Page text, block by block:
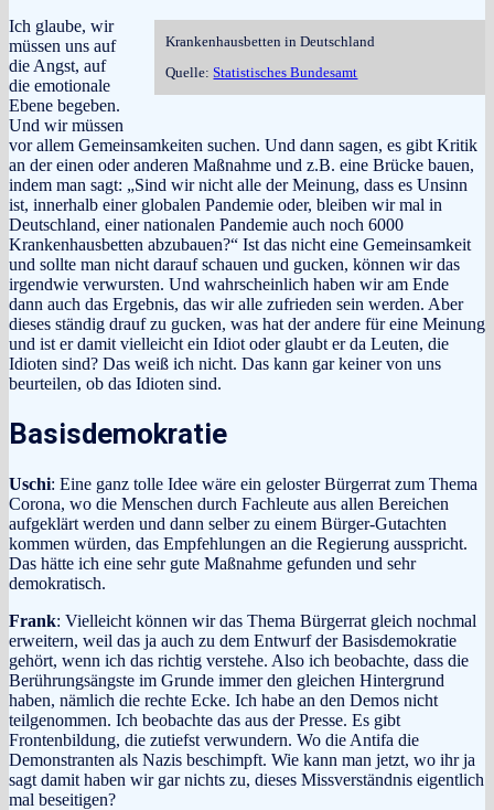
Krankenhausbetten in Deutschland
Quelle:Statistisches Bundesamt
Ich glaube, wir
müssen uns auf
die Angst, auf
die emotionale
Ebene begeben.
Und wir müssen
vor allem Gemeinsamkeiten suchen. Und dann sagen, es gibt Kritik
an der einen oder anderen Maßnahme und z.B. eine Brücke bauen,
indem man sagt: „Sind wir nicht alle der Meinung, dass es Unsinn
ist, innerhalb einer globalen Pandemie oder, bleiben wir mal in
Deutschland, einer nationalen Pandemie auch noch 6000
Krankenhausbetten abzubauen?“ Ist das nicht eine Gemeinsamkeit
und sollte man nicht darauf schauen und gucken, können wir das
irgendwie verwursten. Und wahrscheinlich haben wir am Ende
dann auch das Ergebnis, das wir alle zufrieden sein werden. Aber
dieses ständig drauf zu gucken, was hat der andere für eine Meinung
und ist er damit vielleicht ein Idiot oder glaubt er da Leuten, die
Idioten sind? Das weiß ich nicht. Das kann gar keiner von uns
beurteilen, ob das Idioten sind.
Basisdemokratie
Uschi: Eine ganz tolle Idee wäre ein geloster Bürgerrat zum Thema
Corona, wo die Menschen durch Fachleute aus allen Bereichen
aufgeklärt werden und dann selber zu einem Bürger-Gutachten
kommen würden, das Empfehlungen an die Regierung ausspricht.
Das hätte ich eine sehr gute Maßnahme gefunden und sehr
demokratisch.
Frank: Vielleicht können wir das Thema Bürgerrat gleich nochmal
erweitern, weil das ja auch zu dem Entwurf der Basisdemokratie
gehört, wenn ich das richtig verstehe. Also ich beobachte, dass die
Berührungsängste im Grunde immer den gleichen Hintergrund
haben, nämlich die rechte Ecke. Ich habe an den Demos nicht
teilgenommen. Ich beobachte das aus der Presse. Es gibt
Frontenbildung, die zutiefst verwundern. Wo die Antifa die
Demonstranten als Nazis beschimpft. Wie kann man jetzt, wo ihr ja
sagt damit haben wir gar nichts zu, dieses Missverständnis eigentlich
mal beseitigen?